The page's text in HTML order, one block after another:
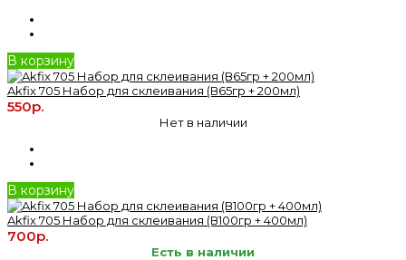
В корзину
Akfix 705 Набор для склеивания (В65гр + 200мл)
550р.
Нет в наличии
В корзину
Akfix 705 Набор для склеивания (В100гр + 400мл)
700р.
Есть в наличии